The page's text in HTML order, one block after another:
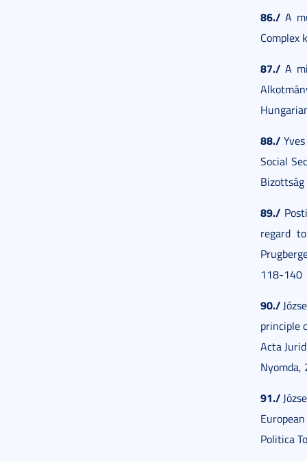
86./ A
Complex
87./ A
88./
Social
89./
regard
118-140
90./
principle
Acta
Nyomda,
91./
Politica